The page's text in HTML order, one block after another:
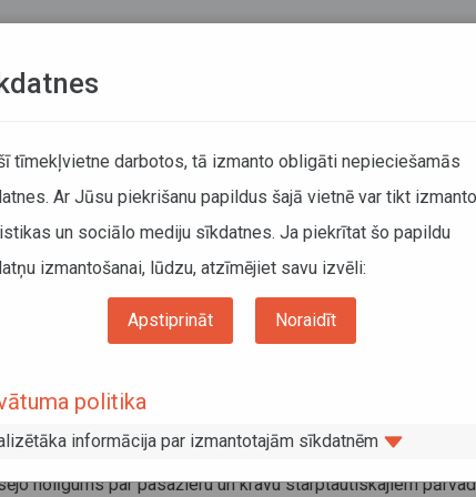
Republikas valdības un Itālijas Republikas valdības nolīgums
valdības nolīgums
nolīgums par pasažieru un kravu starptautiskajiem
tīmekļvietne darbotos, tā izmanto obligāti nepieciešamās
Ar Jūsu piekrišanu papildus šajā vietnē var tikt
un sociālo mediju sīkdatnes. Ja piekrītat šo papildu
izmantošanai, lūdzu, atzīmējiet savu izvēli:
Apstiprināt Noraidīt
politika
informācija par izmantotajām sīkdatnēm